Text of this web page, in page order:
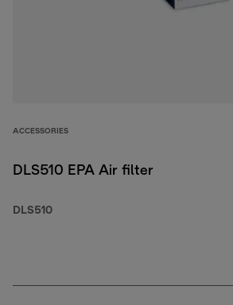
ACCESSORIES
DLS510 EPA Air filter
DLS510